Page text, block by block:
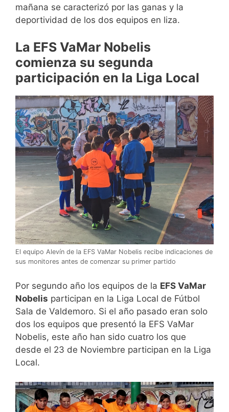
mañana se caracterizó por las ganas y la
deportividad de los dos equipos en liza.
La EFS VaMar Nobelis
comienza su segunda
participación en la Liga Local
El equipo Alevín de la EFS VaMar Nobelis recibe indicaciones de
sus monitores antes de comenzar su primer partido
Por segundo año los equipos de la EFS VaMar
Nobelis participan en la Liga Local de Fútbol
Sala de Valdemoro. Si el año pasado eran solo
dos los equipos que presentó la EFS VaMar
Nobelis, este año han sido cuatro los que
desde el 23 de Noviembre participan en la Liga
Local.